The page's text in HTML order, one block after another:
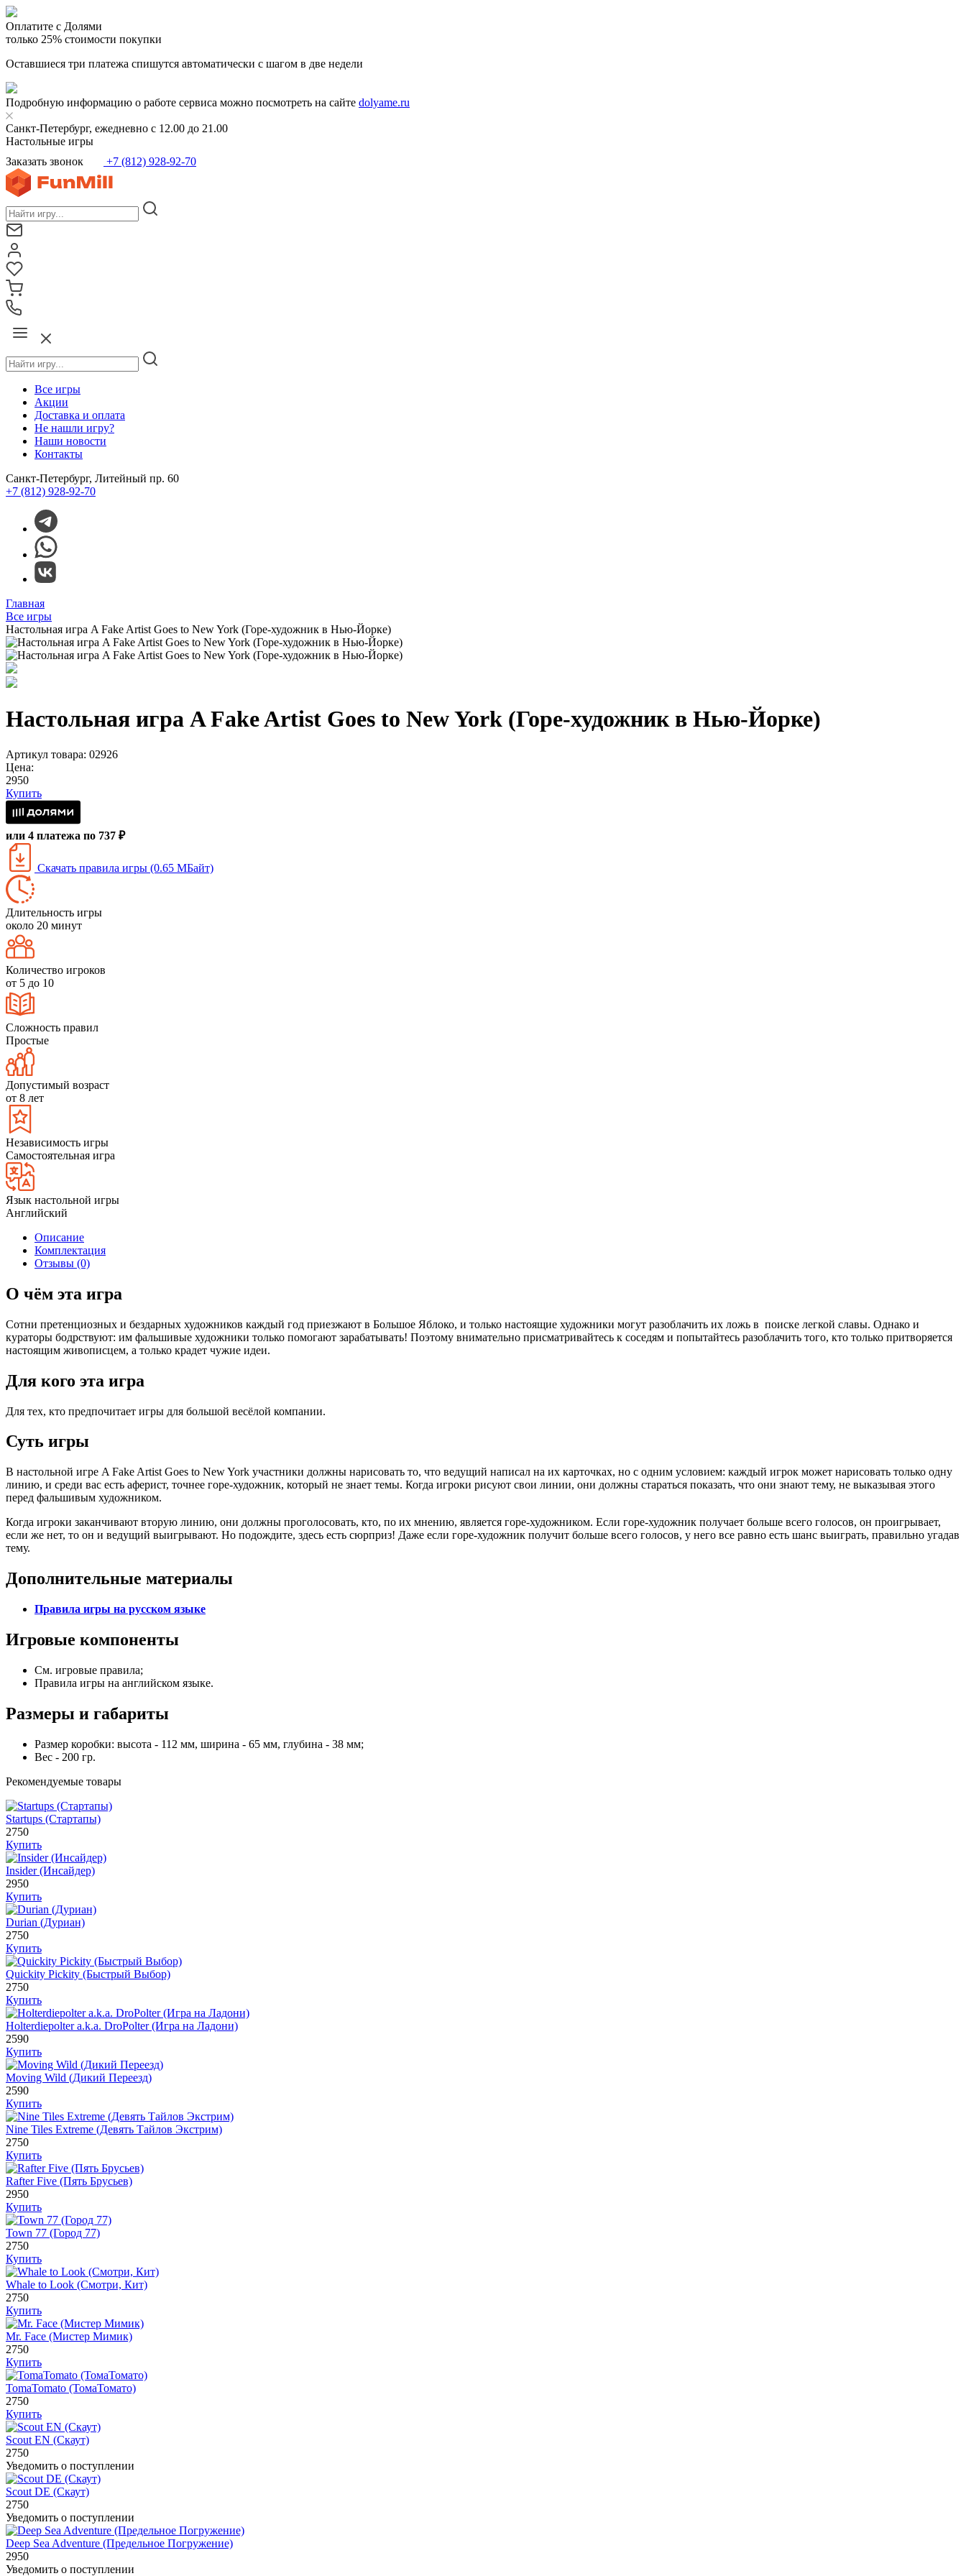
Оплатите с Долями
только 25% стоимости покупки
Оставшиеся три платежа спишутся автоматически с шагом в две недели
Подробную информацию о работе сервиса можно посмотреть на сайте dolyame.ru
Санкт-Петербург, ежедневно с 12.00 до 21.00
Настольные игры
Заказать звонок
+7 (812) 928-92-70
Все игры
Акции
Доставка и оплата
Не нашли игру?
Наши новости
Контакты
Санкт-Петербург, Литейный пр. 60
+7 (812) 928-92-70
Главная
Все игры
Настольная игра A Fake Artist Goes to New York (Горе-художник в Нью-Йорке)
Настольная игра A Fake Artist Goes to New York (Горе-художник в Нью-Йорке)
Артикул товара: 02926
Цена:
2950
Купить
или 4 платежа по 737 ₽
Скачать правила игры (0.65 МБайт)
Длительность игры
около 20 минут
Количество игроков
от 5 до 10
Сложность правил
Простые
Допустимый возраст
от 8 лет
Независимость игры
Самостоятельная игра
Язык настольной игры
Английский
Описание
Комплектация
Отзывы (0)
О чём эта игра
Сотни претенциозных и бездарных художников каждый год приезжают в Большое Яблоко, и только настоящие художники могут разоблачить их ложь в поиске легкой славы. Однако и
кураторы бодрствуют: им фальшивые художники только помогают зарабатывать! Поэтому внимательно присматривайтесь к соседям и попытайтесь разоблачить того, кто только притворяется
настоящим живописцем, а только крадет чужие идеи.
Для кого эта игра
Для тех, кто предпочитает игры для большой весёлой компании.
Суть игры
В настольной игре A Fake Artist Goes to New York участники должны нарисовать то, что ведущий написал на их карточках, но с одним условием: каждый игрок может нарисовать только одну
линию, и среди вас есть аферист, точнее горе-художник, который не знает темы. Когда игроки рисуют свои линии, они должны стараться показать, что они знают тему, не выказывая этого
перед фальшивым художником.
Когда игроки заканчивают вторую линию, они должны проголосовать, кто, по их мнению, является горе-художником. Если горе-художник получает больше всего голосов, он проигрывает,
если же нет, то он и ведущий выигрывают. Но подождите, здесь есть сюрприз! Даже если горе-художник получит больше всего голосов, у него все равно есть шанс выиграть, правильно угадав
тему.
Дополнительные материалы
Правила игры на русском языке
Игровые компоненты
См. игровые правила;
Правила игры на английском языке.
Размеры и габариты
Размер коробки: высота - 112 мм, ширина - 65 мм, глубина - 38 мм;
Вес - 200 гр.
Рекомендуемые товары
Startups (Стартапы)
2750
Купить
Insider (Инсайдер)
2950
Купить
Durian (Дуриан)
2750
Купить
Quickity Pickity (Быстрый Выбор)
2750
Купить
Holterdiepolter a.k.a. DroPolter (Игра на Ладони)
2590
Купить
Moving Wild (Дикий Переезд)
2590
Купить
Nine Tiles Extreme (Девять Тайлов Экстрим)
2750
Купить
Rafter Five (Пять Брусьев)
2950
Купить
Town 77 (Город 77)
2750
Купить
Whale to Look (Смотри, Кит)
2750
Купить
Mr. Face (Мистер Мимик)
2750
Купить
TomaTomato (ТомаТомато)
2750
Купить
Scout EN (Скаут)
2750
Уведомить о поступлении
Scout DE (Скаут)
2750
Уведомить о поступлении
Deep Sea Adventure (Предельное Погружение)
2950
Уведомить о поступлении